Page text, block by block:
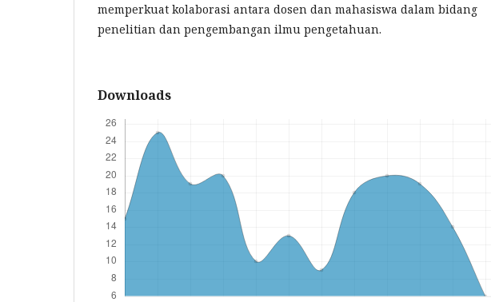
memperkuat kolaborasi antara dosen dan mahasiswa dalam bidang
penelitian dan pengembangan ilmu pengetahuan.
Downloads